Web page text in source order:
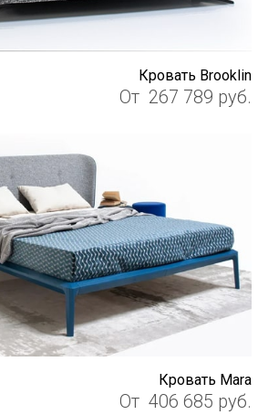
Кровать Brooklin
От 267 789 руб.
Кровать Mara
От 406 685 руб.